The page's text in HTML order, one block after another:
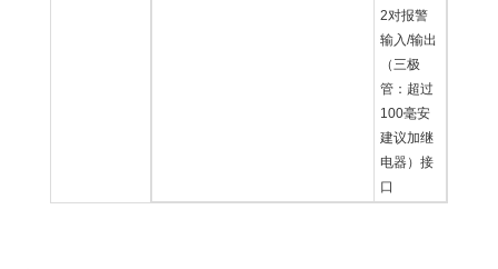
2对报警
输入/输出
（三极
管：超过
100毫安
建议加继
电器）接
口